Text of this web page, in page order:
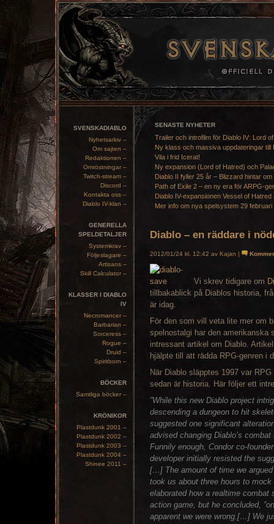
SVENSKADIABLO
Nyhetsarkiv –
Om sajten –
Redaktionen –
Omröstningar –
Twitch-stream –
Discord –
Kontakta oss –
Diablo IV-klan –
GENERELLA
SPELDETALJER
Systemkrav –
Följeslagare –
Artisans –
Skill Calculator –
KLASSER I DIABLO
IV
Necromancer –
Barbarian –
Sorceress –
Rogue –
Druid –
Spiritborn –
BÖCKER
Samtliga böcker –
KRÖNIKOR
Plastdunk 2001 –
Plastdunk 2002 –
Plastdunk 2003 –
Plastdunk 2004 –
Shinee 2011 –
SENASTE NYHETER
Trailer och introfilm för Diablo IV: Lord
Ny klass och massiva uppdateringar till
Vila i frid Icerat!
Ny expansion (Lord of Hatred) och
Diablo II fyller 25 år – Blizzard hintar om
Path of Exile 2 – en ny era för ARPG-
Diablo IV-expansionen Vessel of
Mer info om nya spelsystem 29 februari
Diablo – en räddare i
2012/01/24 kl. 12:42 av Kajan |
Vi skrev tidigare om
tillbakablick på Diablos historia,
är idag.
För den som vill veta lite mer om
spelnostalgi har den amerikanska
intressant artikel om Diablo.
hjälpte till att rädda RPG-genren i
När Diablo släpptes 1997 var
sedan är historia. Här följer ett
”While this new Diablo project
descending a dungeon to hit
suggested one significant
advised changing Diablo’s
Funnily enough, Condor co-
developer initially resisted the
[…] The amount of time we
took us about three hours to
elaborated how a realtime
action game, but he concluded,
apparent we were wrong.[…] We